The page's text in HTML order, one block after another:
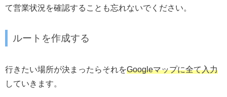
て営業状況を確認することも忘れないでください。
ルートを作成する
行きたい場所が決まったらそれをGoogleマップに全て入力
していきます。